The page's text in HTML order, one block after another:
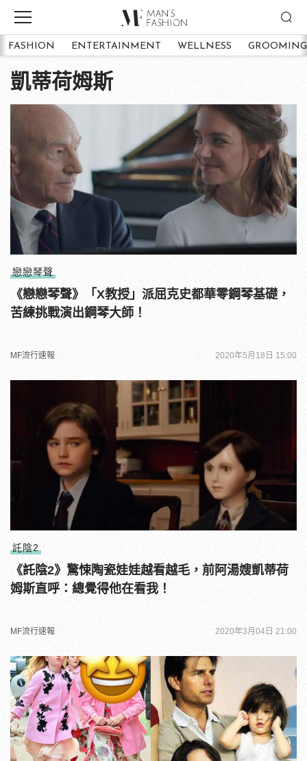
FASHION ENTERTAINMENT WELLNESS GROOMING
凱蒂荷姆斯
戀戀琴聲
《戀戀琴聲》「X教授」派屈克史都華零鋼琴基礎，
苦練挑戰演出鋼琴大師！
MF流行速報 2020年5月18日 15:00
託陰2
《託陰2》驚悚陶瓷娃娃越看越毛，前阿湯嫂凱蒂荷
姆斯直呼：總覺得他在看我！
MF流行速報 2020年3月04日 21:00